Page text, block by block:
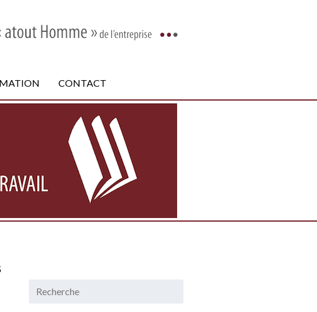
CONTACT